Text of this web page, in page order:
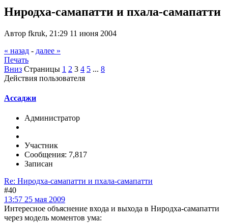
Ниродха-самапатти и пхала-самапатти
Автор fkruk, 21:29 11 июня 2004
« назад - далее »
Печать
Вниз Страницы 1 2 3 4 5 ... 8
Действия пользователя
Ассаджи
Администратор
Участник
Сообщения: 7,817
Записан
Re: Ниродха-самапатти и пхала-самапатти
#40
13:57 25 мая 2009
Интересное объяснение входа и выхода в Ниродха-самапатти
через модель моментов ума: